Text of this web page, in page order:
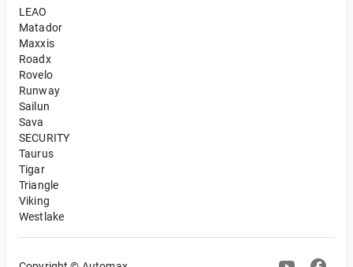
LEAO
Matador
Maxxis
Roadx
Rovelo
Runway
Sailun
Sava
SECURITY
Taurus
Tigar
Triangle
Viking
Westlake